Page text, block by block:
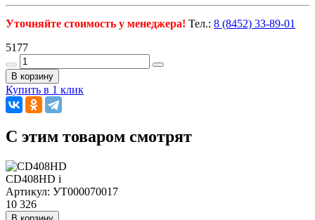
Уточняйте стоимость у менеджера! Тел.: 8 (8452) 33-89-01
5177
В корзину
Купить в 1 клик
C этим товаром смотрят
CD408HD i
Артикул: УТ000070017
10 326